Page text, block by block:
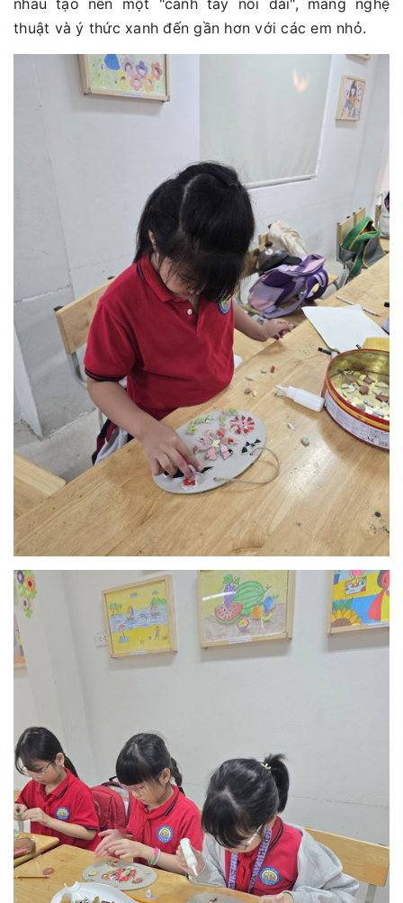
nhau tạo nên một "cánh tay nối dài", mang nghệ
thuật và ý thức xanh đến gần hơn với các em nhỏ.